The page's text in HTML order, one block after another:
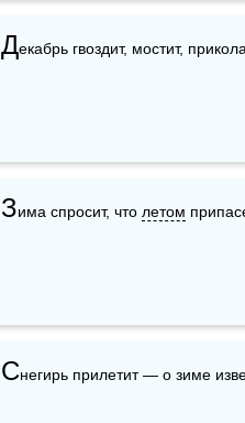
Декабрь гвоздит, мостит,
Зима спросит, что летом
Снегирь прилетит — о зиме